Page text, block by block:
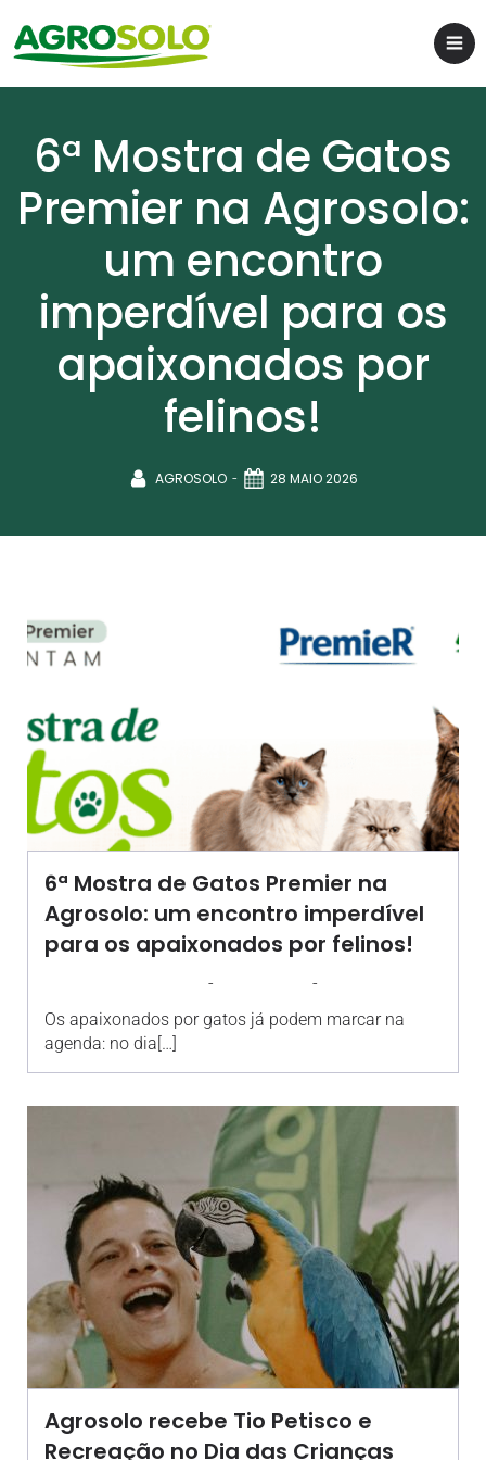
6ª Mostra de Gatos
Premier na Agrosolo:
um encontro
imperdível para os
apaixonados por
felinos!
AGROSOLO - 28 MAIO 2026
6ª Mostra de Gatos Premier na
Agrosolo: um encontro imperdível
para os apaixonados por felinos!
- -
Os apaixonados por gatos já podem marcar na
agenda: no dia[…]
Agrosolo recebe Tio Petisco e
Recreação no Dia das Crianças